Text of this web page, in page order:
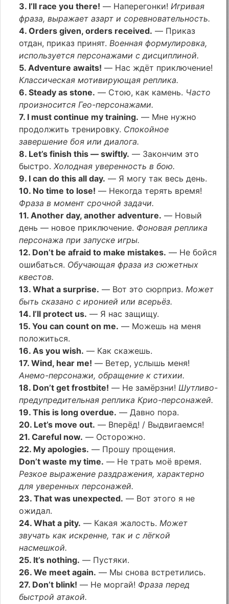
3. I’ll race you there! — Наперегонки!Игривая
фраза, выражает азарт и соревновательность.
4. Orders given, orders received. — Приказ
отдан, приказ принят.Военная формулировка,
используется персонажами с дисциплиной.
5. Adventure awaits! — Нас ждёт приключение!
Классическая мотивирующая реплика.
6. Steady as stone. — Стою, как камень. Часто
произносится Гео-персонажами.
7. I must continue my training. — Мне нужно
продолжить тренировку. Спокойное
завершение боя или диалога.
8. Let’s finish this — swiftly. — Закончим это
быстро.Холодная уверенность в бою.
9. I can do this all day. — Я могу так весь день.
10. No time to lose! — Некогда терять время!
Фраза в момент срочной задачи.
11. Another day, another adventure. — Новый
день — новое приключение. Фоновая реплика
персонажа при запуске игры.
12. Don’t be afraid to make mistakes. — Не бойся
ошибаться. Обучающая фраза из сюжетных
квестов.
13. What a surprise. — Вот это сюрприз.Может
быть сказано с иронией или всерьёз.
14. I’ll protect us. — Я нас защищу.
15. You can count on me. — Можешь на меня
положиться.
16. As you wish. — Как скажешь.
17. Wind, hear me! — Ветер, услышь меня!
Анемо-персонажи, обращение к стихии.
18. Don’t get frostbite! — Не замёрзни!Шутливо-
предупредительная реплика Крио-персонажей.
19. This is long overdue. — Давно пора.
20. Let’s move out. — Вперёд! / Выдвигаемся!
21. Careful now. — Осторожно.
22. My apologies. — Прошу прощения.
Don’t waste my time. — Не трать моё время.
Резкое выражение раздражения, характерно
для уверенных персонажей.
23. That was unexpected. — Вот этого я не
ожидал.
24. What a pity. — Какая жалость.Может
звучать как искренне, так и с лёгкой
насмешкой.
25. It’s nothing. — Пустяки.
26. We meet again. — Мы снова встретились.
27. Don’t blink! — Не моргай! Фраза перед
быстрой атакой.